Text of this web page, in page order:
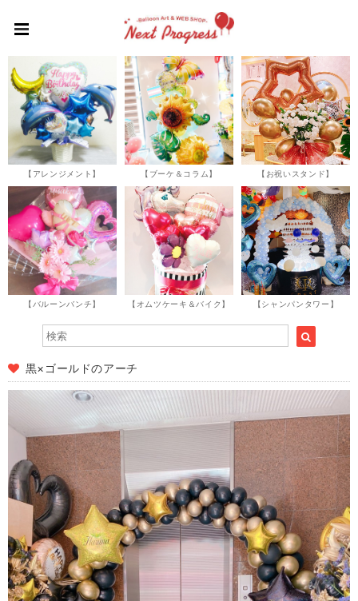
【アレンジメント】 【ブーケ＆コラム】 【お祝いスタンド】
【バルーンバンチ】 【オムツケーキ＆バイク】 【シャンパンタワー】
黒×ゴールドのアーチ